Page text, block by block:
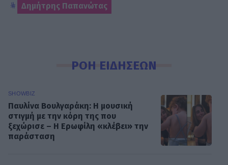
Δημήτρης Παπανώτας
ΡΟΗ ΕΙΔΗΣΕΩΝ
SHOWBIZ
Παυλίνα Βουλγαράκη: Η μουσική
στιγμή με την κόρη της που
ξεχώρισε – Η Ερωφίλη «κλέβει» την
παράσταση